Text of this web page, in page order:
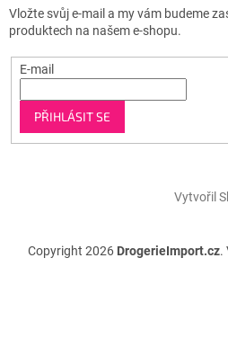
Vložte svůj e-mail a my vám budeme
produktech na našem e-shopu.
E-mail
PŘIHLÁSIT SE
Vytvořil
Copyright 2026 DrogerieImport.cz.